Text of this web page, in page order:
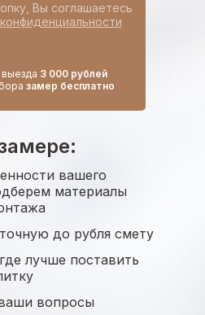
3 000 рублей
замер бесплатно
вашего
материалы
до рубля смету
лучше поставить
вопросы
Вы соглашаетесь